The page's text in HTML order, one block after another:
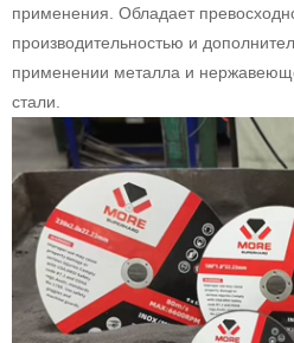
применения. Обладает
производительностью и
применении металла и
стали.